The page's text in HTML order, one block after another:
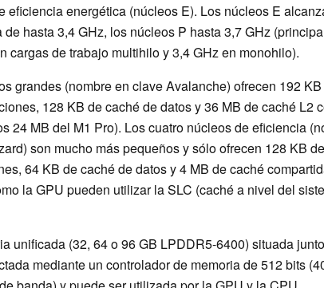
eficiencia energética (núcleos E). Los núcleos E
de hasta 3,4 GHz, los núcleos P hasta 3,7 GHz
cargas de trabajo multihilo y 3,4 GHz en monohilo).
grandes (nombre en clave Avalanche) ofrecen 192
128 KB de caché de datos y 36 MB de caché L2
24 MB del M1 Pro). Los cuatro núcleos de eficiencia
son mucho más pequeños y sólo ofrecen 128 KB
64 KB de caché de datos y 4 MB de caché
la GPU pueden utilizar la SLC (caché a nivel del
unificada (32, 64 o 96 GB LPDDR5-6400) situada
mediante un controlador de memoria de 512 bits